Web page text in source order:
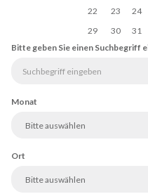
22
23 24
29
30
31
Bitte geben Sie einen Suchbegriff
Monat
Ort